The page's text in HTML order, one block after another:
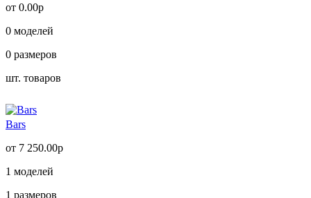
от 0.00р
0 моделей
0 размеров
шт. товаров
Bars
от 7 250.00р
1 моделей
1 размеров